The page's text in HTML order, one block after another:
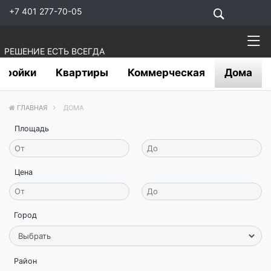
+7 401 277-70-05
РЕШЕНИЕ ЕСТЬ ВСЕГДА
Квартиры Коммерческая Дома
ГЛАВНАЯ ДОМА
Площадь
Цена
Город
Район